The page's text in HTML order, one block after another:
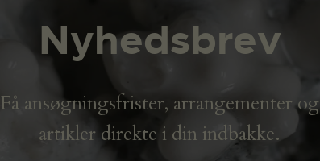
Nyhedsbrev
Få ansøgningsfrister, arrangementer og
artikler direkte i din indbakke.